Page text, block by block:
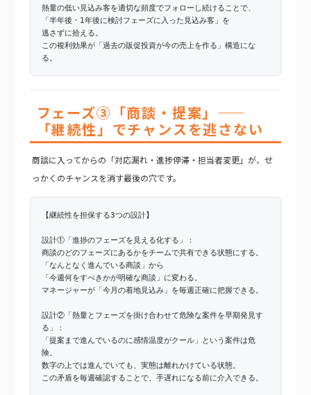
熱量の低い見込み客を適切な頻度でフォローし続けることで、
「半年後・1年後に検討フェーズに入った見込み客」を
逃さずに拾える。
この複利効果が「過去の販促投資が今の売上を作る」構造にな
る。
フェーズ③「商談・提案」——
「継続性」でチャンスを逃さない
商談に入ってからの「対応漏れ・進捗停滞・担当者変更」が、せ
っかくのチャンスを消す最後の穴です。
【継続性を担保する3つの設計】
設計①「進捗のフェーズを見える化する」：
商談のどのフェーズにあるかをチームで共有できる状態にする。
「なんとなく進んでいる商談」から
「今週何をすべきかが明確な商談」に変わる。
マネージャーが「今月の着地見込み」を毎週正確に把握できる。
設計②「熱量とフェーズを掛け合わせて危険な案件を早期発見す
る」：
「提案まで進んでいるのに感情温度がクール」という案件は危
険。
数字の上では進んでいても、実態は離れかけている状態。
この矛盾を毎週確認することで、手遅れになる前に介入できる。